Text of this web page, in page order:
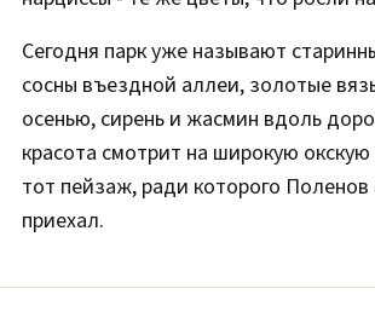
Сегодня парк уже называют
сосны въездной аллеи, золотые
осенью, сирень и жасмин вдоль
красота смотрит на широкую
тот пейзаж, ради которого
приехал.